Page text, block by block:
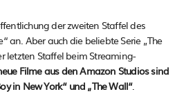
der zweiten Staffel des
an. Aber auch die beliebte Serie „The
letzten Staffel beim Streaming-
Filme aus den Amazon Studios sind
in New York“ und „The Wall“.